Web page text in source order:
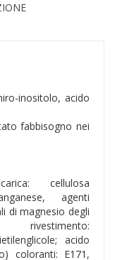
inositolo, acido
fabbisogno nei
cellulosa
agenti
di magnesio degli
acido
coloranti: E171,